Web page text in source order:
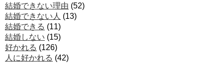
結婚できない理由 (52)
結婚できない人 (13)
結婚できる (11)
結婚しない (15)
好かれる (126)
人に好かれる (42)